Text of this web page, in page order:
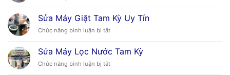
Kỳ
Tủ
Lạnh
Tam
Sửa Máy Giặt Tam Kỳ Uy Tín
Chức năng bình luận bị tắtở
Máy
Giặt
Tam
Sửa Máy Lọc Nước Tam Kỳ
Chức năng bình luận bị tắtở